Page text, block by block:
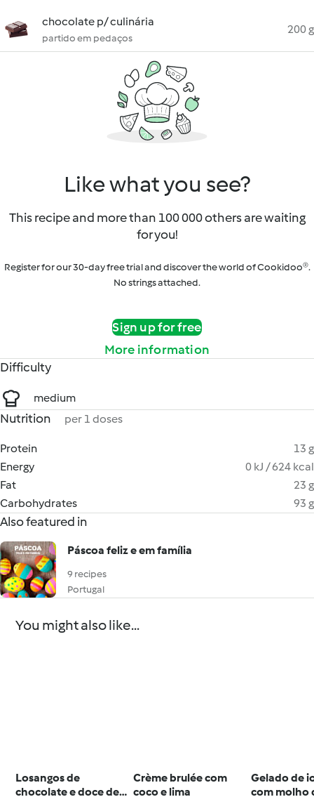
chocolate p/ culinária
partido em pedaços
200 g
Like what you see?
This recipe and more than 100 000 others are waiting
for you!
Register for our 30-day free trial and discover the world of Cookidoo®.
No strings attached.
Sign up for free
More information
Difficulty
medium
Nutrition per 1 doses
Protein
13 g
Energy
0 kJ / 624 kcal
Fat
23 g
Carbohydrates
93 g
Also featured in
Páscoa feliz e em família
9 recipes
Portugal
You might also like...
Losangos de
chocolate e doce de
Crème brulée com
coco e lima
Gelado de
com molho